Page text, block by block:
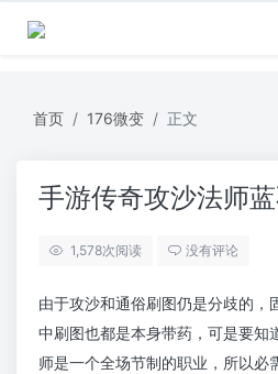
首页 176微变 正文
手游传奇攻沙法师
1,578次阅读 没有评论
由于攻沙和通俗刷图仍是分歧的，
中刷图也都是本身带药，可是要知
师是一个全场节制的职业，所以必